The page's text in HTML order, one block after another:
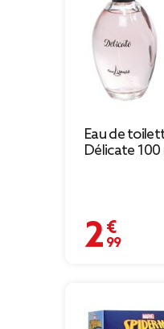
Eau de
Délicate 100
2,99 €